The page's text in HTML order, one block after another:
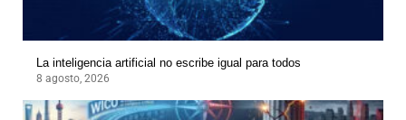
La inteligencia artificial no escribe igual para todos
8 agosto, 2026